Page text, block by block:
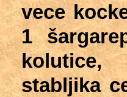
vece
1
stabljika